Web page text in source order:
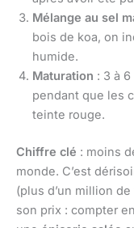
Mélange au sel
bois de koa, on
humide.
Maturation : 3 à
pendant que les
teinte rouge.
Chiffre clé : moins
monde. C’est
(plus d’un million
son prix : compter